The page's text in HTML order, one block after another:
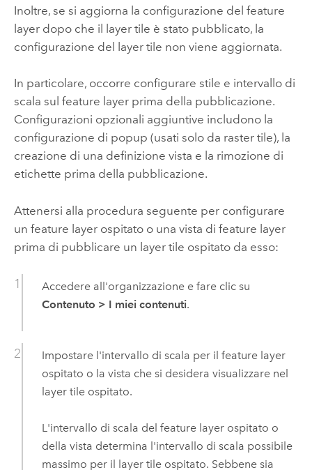
Inoltre, se si aggiorna la configurazione del feature
layer dopo che il layer tile è stato pubblicato, la
configurazione del layer tile non viene aggiornata.
In particolare, occorre configurare stile e intervallo di
scala sul feature layer prima della pubblicazione.
Configurazioni opzionali aggiuntive includono la
configurazione di popup (usati solo da raster tile), la
creazione di una definizione vista e la rimozione di
etichette prima della pubblicazione.
Attenersi alla procedura seguente per configurare
un feature layer ospitato o una vista di feature layer
prima di pubblicare un layer tile ospitato da esso:
Accedere all'organizzazione e fare clic su
Contenuto > I miei contenuti.
Impostare l'intervallo di scala per il feature layer
ospitato o la vista che si desidera visualizzare nel
layer tile ospitato.
L'intervallo di scala del feature layer ospitato o
della vista determina l'intervallo di scala possibile
massimo per il layer tile ospitato. Sebbene sia